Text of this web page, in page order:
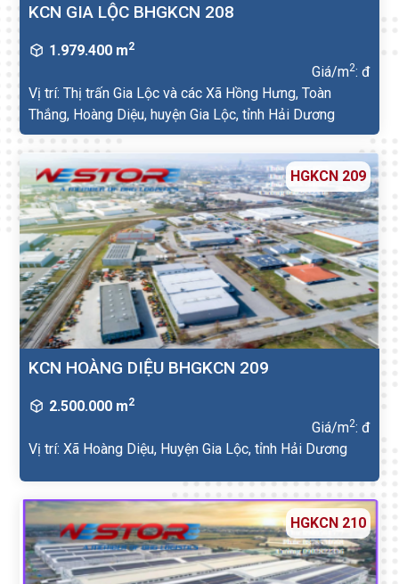
KCN GIA LỘC BHGKCN 208
1.979.400 m2
Giá/m2: đ
Vị trí: Thị trấn Gia Lộc và các Xã Hồng Hưng, Toàn
Thắng, Hoàng Diệu, huyện Gia Lộc, tỉnh Hải Dương
HGKCN 209
KCN HOÀNG DIỆU BHGKCN 209
2.500.000 m2
Giá/m2: đ
Vị trí: Xã Hoàng Diệu, Huyện Gia Lộc, tỉnh Hải Dương
HGKCN 210